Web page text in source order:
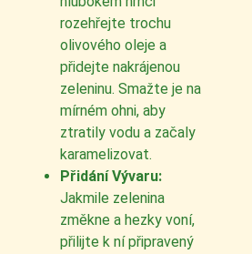
rozehřejte trochu
olivového oleje a
přidejte nakrájenou
zeleninu. Smažte je na
mírném ohni, aby
ztratily vodu a začaly
karamelizovat.
Přidání Vývaru:
Jakmile zelenina
změkne a hezky voní,
přilijte k ní připravený